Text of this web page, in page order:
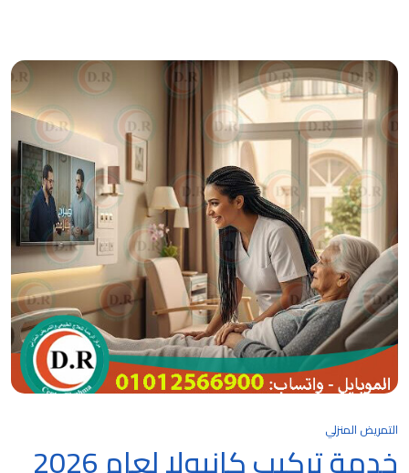
التمريض المنزلي